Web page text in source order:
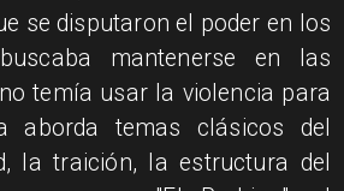
se disputaron el poder en los
mantenerse en las
temía usar la violencia para
aborda temas clásicos del
la traición, la estructura del